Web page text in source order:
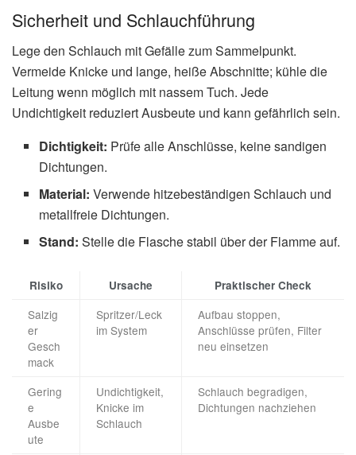
Sicherheit und Schlauchführung
Lege den Schlauch mit Gefälle zum Sammelpunkt.
Vermeide Knicke und lange, heiße Abschnitte; kühle die
Leitung wenn möglich mit nassem Tuch. Jede
Undichtigkeit reduziert Ausbeute und kann gefährlich sein.
Dichtigkeit: Prüfe alle Anschlüsse, keine sandigen
Dichtungen.
Material: Verwende hitzebeständigen Schlauch und
metallfreie Dichtungen.
Stand: Stelle die Flasche stabil über der Flamme auf.
Risiko Ursache Praktischer Check
Salzig
er
Gesch
mack
Spritzer/Leck
im System
Aufbau stoppen,
Anschlüsse prüfen, Filter
neu einsetzen
Gering
e
Ausbe
ute
Undichtigkeit,
Knicke im
Schlauch
Schlauch begradigen,
Dichtungen nachziehen